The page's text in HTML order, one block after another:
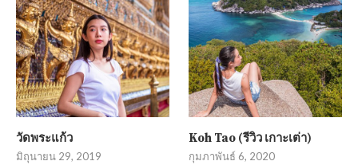
วัดพระแก้ว
มิถุนายน 29, 2019
Koh Tao (รีวิว เกาะเต่า)
กุมภาพันธ์ 6, 2020